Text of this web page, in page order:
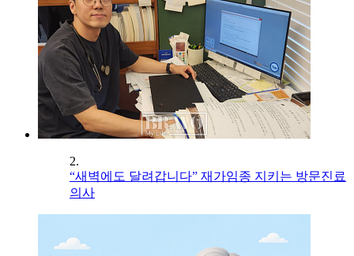
2.
“새벽에도 달려갑니다” 재가임종 지키는 방문진료
의사